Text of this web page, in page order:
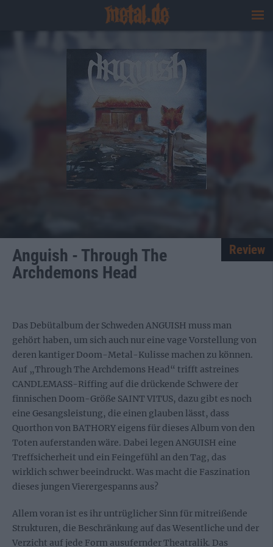
Anguish - Through The
Archdemons Head
Review
Das Debütalbum der Schweden ANGUISH muss man
gehört haben, um sich auch nur eine vage Vorstellung von
deren kantiger Doom-Metal-Kulisse machen zu können.
Auf „Through The Archdemons Head“ trifft astreines
CANDLEMASS-Riffing auf die drückende Schwere der
finnischen Doom-Größe SAINT VITUS, dazu gibt es noch
eine Gesangsleistung, die einen glauben lässt, dass
Quorthon von BATHORY eigens für dieses Album von den
Toten auferstanden wäre. Dabei legen ANGUISH eine
Treffsicherheit und ein Feingefühl an den Tag, das
wirklich schwer beeindruckt. Was macht die Faszination
dieses jungen Vierergespanns aus?
Allem voran ist es ihr untrüglicher Sinn für mitreißende
Strukturen, die Beschränkung auf das Wesentliche und der
Verzicht auf jede Form ausufernder Theatralik. Das